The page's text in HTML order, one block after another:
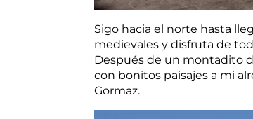
Sigo hacia el norte hasta
medievales y disfruta de
Después de un montadito
con bonitos paisajes a mi
Gormaz.